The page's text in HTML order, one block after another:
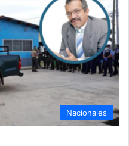
Nacionales